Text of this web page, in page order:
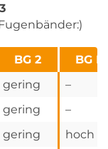
3
BG 2
BG R
gering
–
gering
–
gering
hoch